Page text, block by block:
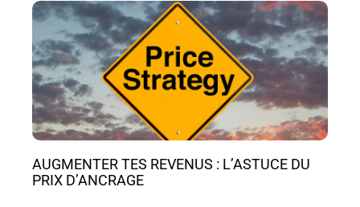
AUGMENTER TES REVENUS : L’ASTUCE DU
PRIX D’ANCRAGE